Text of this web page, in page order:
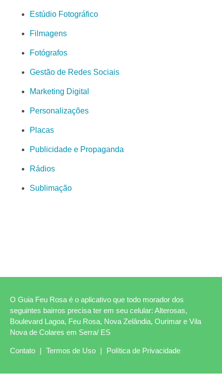
Estúdio Fotográfico
Filmagens
Fotógrafos
Gestão de Redes Sociais
Marketing Digital
Personalizações
Placas
Publicidade e Propaganda
Rádios
Sublimação
O Guia Feu Rosa é o aplicativo que todo morador dos
seguintes bairros precisa ter em seu celular: Alterosas,
Boulevard Lagoa, Feu Rosa, Nova Zelândia, Ourimar e Vila
Nova de Colares em Serra/ ES
Contato Termos de Uso Política de Privacidade